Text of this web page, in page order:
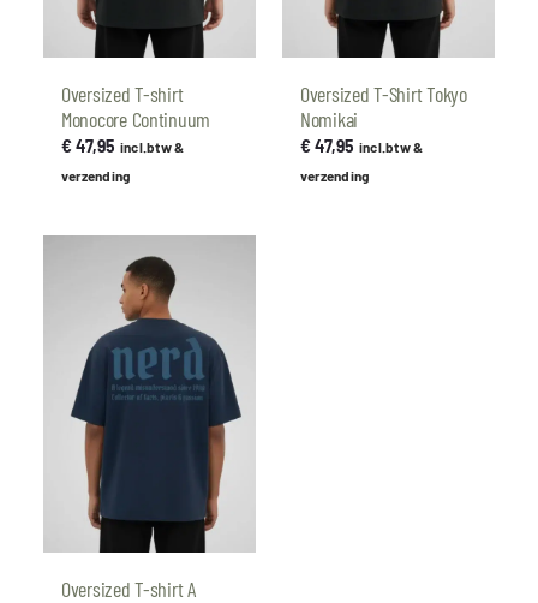
Oversized T-shirt
Monocore Continuum
€47,95 incl.btw &
verzending
Oversized T-Shirt Tokyo
Nomikai
€47,95 incl.btw &
verzending
Oversized T-shirt A